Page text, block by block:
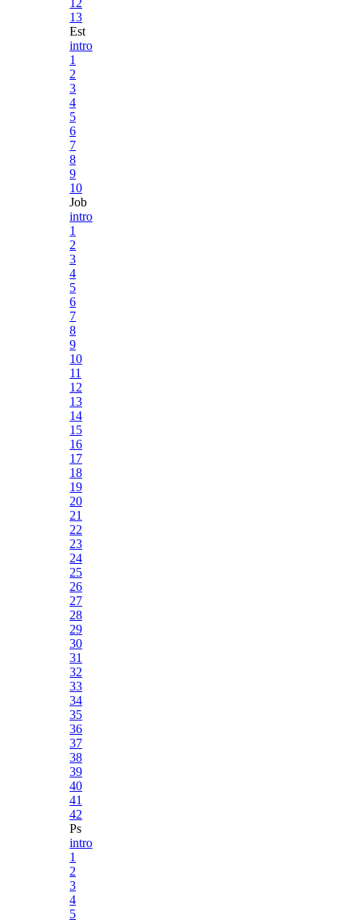
13
Est
intro
1
2
3
4
5
6
7
8
9
10
Job
intro
1
2
3
4
5
6
7
8
9
10
11
12
13
14
15
16
17
18
19
20
21
22
23
24
25
26
27
28
29
30
31
32
33
34
35
36
37
38
39
40
41
42
Ps
intro
1
2
3
4
5